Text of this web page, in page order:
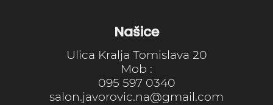
Našice
Ulica Kralja Tomislava 20
Mob :
095 597 0340
salon.javorovic.na@gmail.com